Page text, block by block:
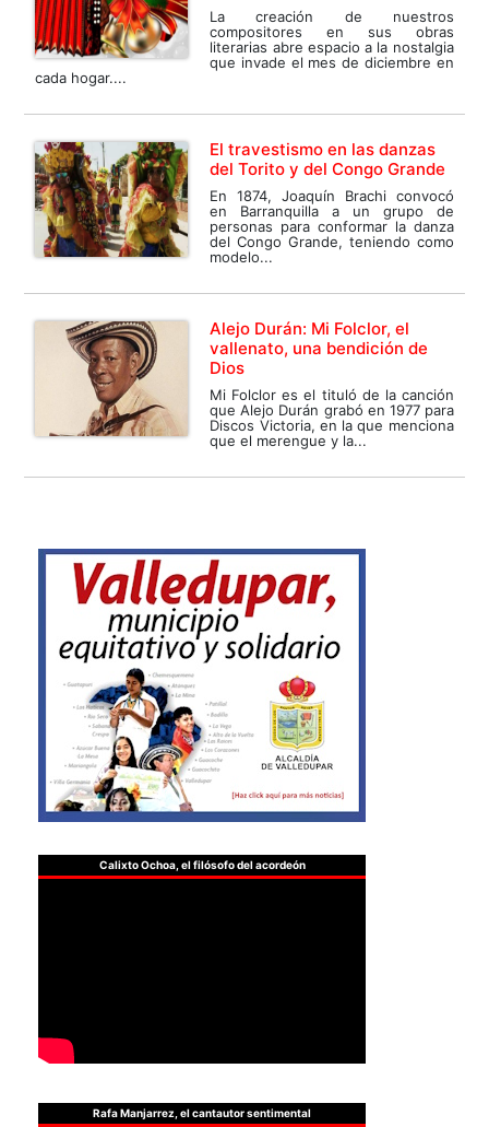
La creación de nuestros
compositores en sus obras
literarias abre espacio a la nostalgia
que invade el mes de diciembre en
cada hogar....
El travestismo en las danzas
del Torito y del Congo Grande
En 1874, Joaquín Brachi convocó
en Barranquilla a un grupo de
personas para conformar la danza
del Congo Grande, teniendo como
modelo...
Alejo Durán: Mi Folclor, el
vallenato, una bendición de
Dios
Mi Folclor es el tituló de la canción
que Alejo Durán grabó en 1977 para
Discos Victoria, en la que menciona
que el merengue y la...
Calixto Ochoa, el filósofo del acordeón
Rafa Manjarrez, el cantautor sentimental